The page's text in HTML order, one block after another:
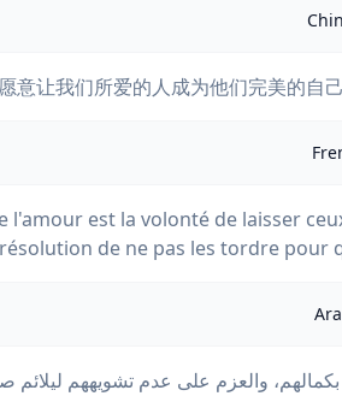
意让我们所爱的人成为他们完美的自
l'amour est la volonté de laisser
de ne pas les tordre